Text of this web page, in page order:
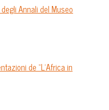
Annali del Museo
de “L’Africa in